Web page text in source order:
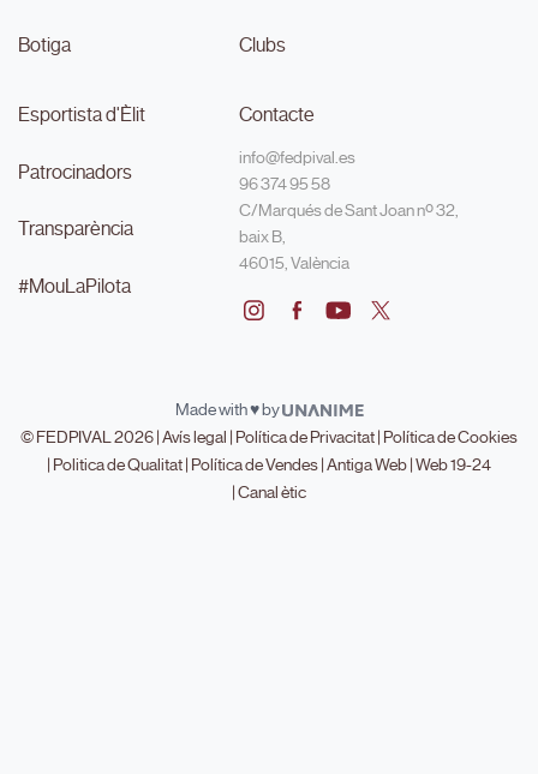
Botiga Clubs
Esportista d'Èlit
Patrocinadors
Transparència
#MouLaPilota
Contacte
info@fedpival.es
96 374 95 58
C/Marqués de Sant Joan nº 32,
baix B,
46015, València
Made with ♥ by
© FEDPIVAL 2026 |Avís legal | Política de Privacitat| Política de Cookies
| Politica de Qualitat| Política de Vendes|Antiga Web|Web 19-24
|Canal ètic